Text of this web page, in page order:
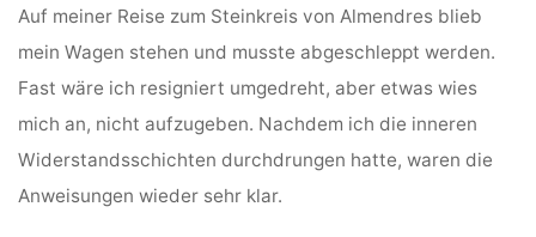
Auf meiner Reise zum Steinkreis von Almendres blieb
mein Wagen stehen und musste abgeschleppt werden.
Fast wäre ich resigniert umgedreht, aber etwas wies
mich an, nicht aufzugeben. Nachdem ich die inneren
Widerstandsschichten durchdrungen hatte, waren die
Anweisungen wieder sehr klar.